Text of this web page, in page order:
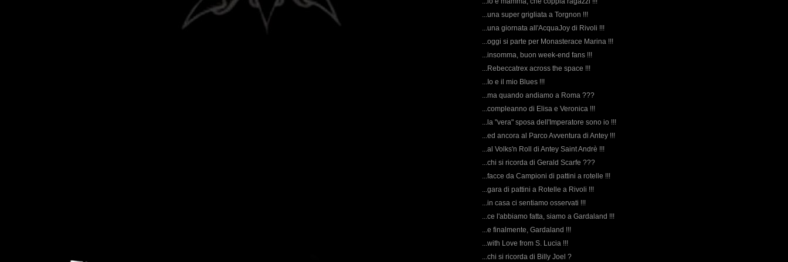
...una super grigliata a Torgnon !!!
...una giornata all'AcquaJoy di Rivoli !!!
...oggi si parte per Monasterace Marina !!!
...insomma, buon week-end fans !!!
...Rebeccatrex across the space !!!
...Io e il mio Blues !!!
...ma quando andiamo a Roma ???
...compleanno di Elisa e Veronica !!!
...la "vera" sposa dell'Imperatore sono io !!!
...ed ancora al Parco Avventura di Antey !!!
...al Volks'n Roll di Antey Saint Andrè !!!
...chi si ricorda di Gerald Scarfe ???
...facce da Campioni di pattini a rotelle !!!
...gara di pattini a Rotelle a Rivoli !!!
...in casa ci sentiamo osservati !!!
...ce l'abbiamo fatta, siamo a Gardaland !!!
...e finalmente, Gardaland !!!
...with Love from S. Lucia !!!
...chi si ricorda di Billy Joel ?